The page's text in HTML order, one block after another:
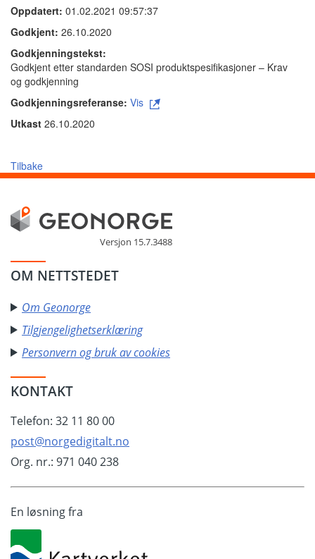
Oppdatert: 01.02.2021 09:57:37
Godkjent: 26.10.2020
Godkjenningstekst:
Godkjent etter standarden SOSI produktspesifikasjoner – Krav
og godkjenning
Godkjenningsreferanse: Vis
Utkast 26.10.2020
Tilbake